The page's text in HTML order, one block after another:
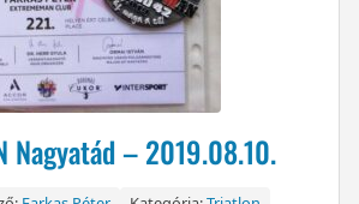
Nagyatád – 2019.08.10.